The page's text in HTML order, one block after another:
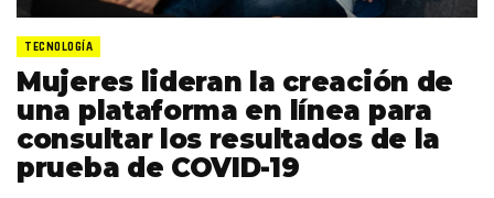
TECNOLOGÍA
Mujeres lideran la creación de
una plataforma en línea para
consultar los resultados de la
prueba de COVID-19